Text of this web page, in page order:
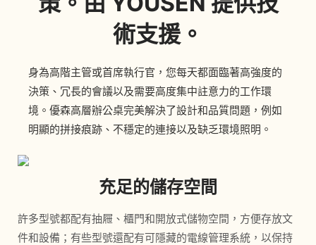
術支援。
身為高階主管或首席執行官，您每天都面臨著高強度的
決策、冗長的會議以及需要高度集中註意力的工作環
境。優森高層辦公桌完美解決了設計和品質問題，例如
明顯的拼接痕跡、不穩定的連接以及缺乏環境照明。
充足的儲存空間
許多型號都配有抽屜、櫃門和開放式儲物空間，方便存放文
件和設備；有些型號還配有可隱藏的電線管理系統，以保持